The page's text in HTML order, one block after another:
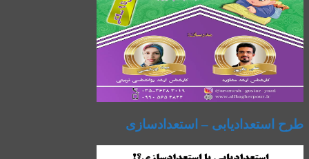
طرح استعدادیابی – استعدادسازی